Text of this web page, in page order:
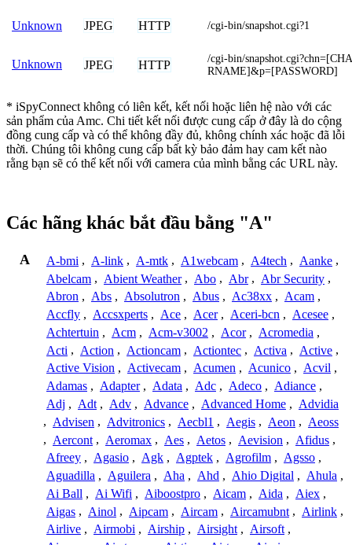
Unknown JPEG HTTP /cgi-bin/snapshot.cgi?1
Unknown JPEG HTTP
/cgi-bin/
RNAME]&p=[PASSWORD]
* iSpyConnect không có liên kết, kết nối hoặc liên hệ nào với các
sản phẩm của Amc. Chi tiết kết nối được cung cấp ở đây là do cộng
đồng cung cấp và có thể không đầy đủ, không chính xác hoặc đã lỗi
thời. Chúng tôi không cung cấp bất kỳ bảo đảm hay cam kết nào
rằng bạn sẽ có thể kết nối với camera của mình bằng các URL này.
Các hãng khác bắt đầu bằng "A"
A A-bmi , A-link , A-mtk , A1webcam , A4tech , Aanke ,
Abelcam , Abient Weather , Abo , Abr , Abr Security ,
Abron , Abs , Absolutron , Abus , Ac38xx , Acam ,
Accfly , Accsxperts , Ace , Acer , Aceri-bcn , Acesee ,
Achtertuin , Acm , Acm-v3002 , Acor , Acromedia ,
Acti , Action , Actioncam , Actiontec , Activa , Active ,
Active Vision , Activecam , Acumen , Acunico , Acvil ,
Adamas , Adapter , Adata , Adc , Adeco , Adiance ,
Adj , Adt , Adv , Advance , Advanced Home , Advidia
, Advisen , Advitronics , Aecbl1 , Aegis , Aeon , Aeoss
, Aercont , Aeromax , Aes , Aetos , Aevision , Afidus ,
Afreey , Agasio , Agk , Agptek , Agrofilm , Agsso ,
Aguadilla , Aguilera , Aha , Ahd , Ahio Digital , Ahula ,
Ai Ball , Ai Wifi , Aiboostpro , Aicam , Aida , Aiex ,
Aigas , Ainol , Aipcam , Aircam , Aircamubnt , Airlink ,
Airlive , Airmobi , Airship , Airsight , Airsoft ,